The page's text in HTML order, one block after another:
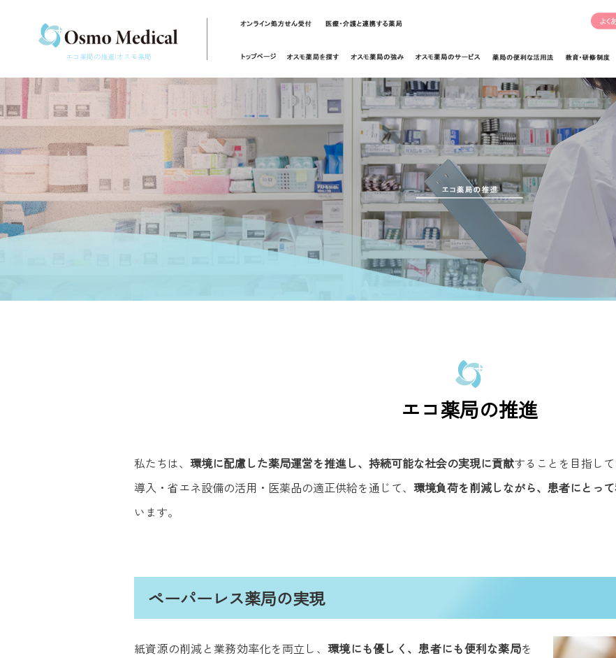
エコ薬局の推進|オスモ薬局
エコ薬局の推進
私たちは、 環境に配慮した薬局運営を推進し、持続可能な社会の実現に貢献することを目指し
導入・省エネ設備の活用・医薬品の適正供給を通じて、 環境負荷を削減しながら、患者にとっ
います。
ペーパーレス薬局の実現
紙資源の削減と業務効率化を両立し、 環境にも優しく、患者にも便利な薬局を